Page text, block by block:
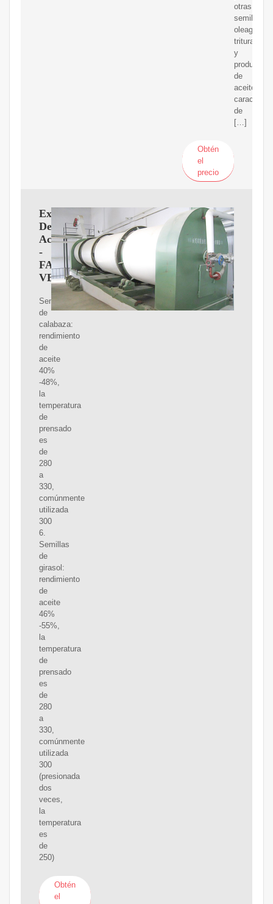
otras
semillas
trituración
y
producción
de
aceite.
de
[…]
Obtén
el
precio
Extractor
De
Aceites
-
FAIRUZ
VENEZUELA
Semillas
de
calabaza:
rendimiento
de
aceite
40%
-48%,
la
temperatura
de
prensado
es
de
280
a
330,
comúnmente
utilizada
300
6.
Semillas
de
girasol:
rendimiento
de
aceite
46%
-55%,
la
temperatura
de
prensado
es
de
280
a
330,
comúnmente
utilizada
300
(presionada
dos
veces,
la
temperatura
es
de
250)
Obtén
el